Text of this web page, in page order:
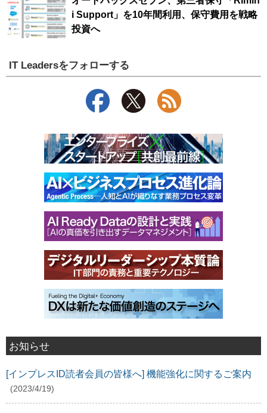
i Support」を10年間利用、保守費用を戦略
投資へ
IT Leadersをフォローする
お知らせ
[インプレスID読者会員の皆様へ] 機能強化に関するご案内
(2023/4/19)